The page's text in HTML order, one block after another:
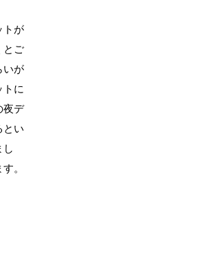
トが
とご
いが
トに
夜デ
とい
し
。